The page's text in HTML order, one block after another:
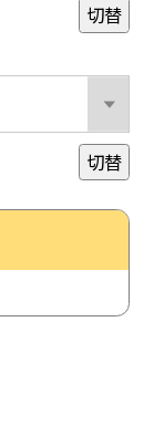
切替
切替